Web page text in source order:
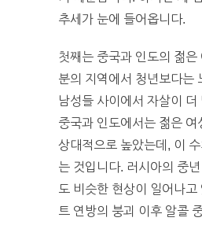
추세가 눈에 들어옵니다.
첫째는 중국과 인도의 젊은
분의 지역에서 청년보다는
남성들 사이에서 자살이 더
중국과 인도에서는 젊은 여
상대적으로 높았는데, 이
는 것입니다. 러시아의 중
도 비슷한 현상이 일어나고
트 연방의 붕괴 이후 알콜